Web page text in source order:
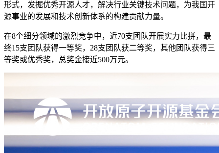
形式，发掘优秀开源人才，解决行业关键技术问题，为我国开
源事业的发展和技术创新体系的构建贡献力量。
在8个细分领域的激烈竞争中，近70支团队开展实力比拼，最
终15支团队获得一等奖，28支团队获二等奖，其他团队获得三
等奖或优秀奖，总奖金接近500万元。